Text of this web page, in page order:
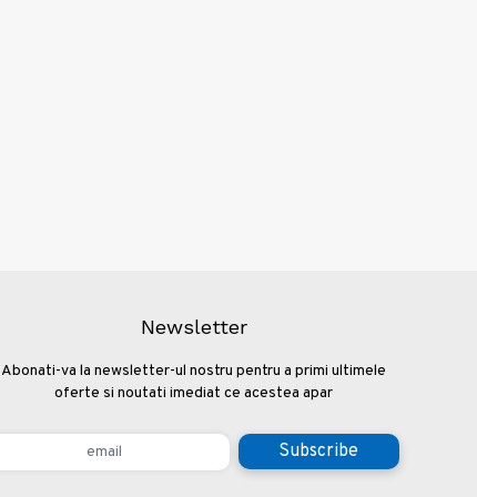
Newsletter
Abonati-va la newsletter-ul nostru pentru a primi ultimele
oferte si noutati imediat ce acestea apar
Subscribe